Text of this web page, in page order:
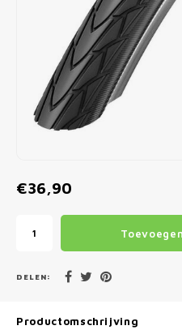
Zadeltassen
Vouwfiets Banden
€36,90
DELEN:
Productomschrijving